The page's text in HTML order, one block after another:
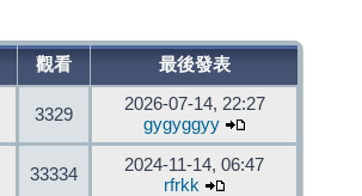
觀看 最後發表
3329
2026-07-14, 22:27
gygyggyy
33334
2024-11-14, 06:47
rfrkk